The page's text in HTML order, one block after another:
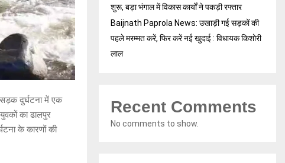
दुर्घटना में एक
का ढालपुर
के कारणों की
शुरू, बड़ा भंगाल में विकास कार्यों ने पकड़ी रफ्तार
Baijnath Paprola News: उखाड़ी गई सड़कों की
पहले मरम्मत करें, फिर करें नई खुदाई : विधायक किशोरी
लाल
Recent Comments
No comments to show.